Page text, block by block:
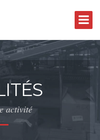
activité